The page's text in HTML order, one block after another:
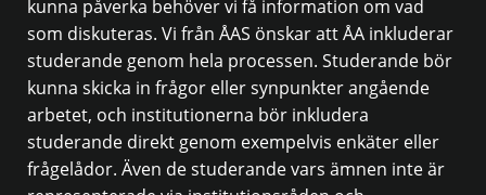
kunna påverka behöver vi få information om vad
som diskuteras. Vi från ÅAS önskar att ÅA inkluderar
studerande genom hela processen. Studerande bör
kunna skicka in frågor eller synpunkter angående
arbetet, och institutionerna bör inkludera
studerande direkt genom exempelvis enkäter eller
frågelådor. Även de studerande vars ämnen inte är